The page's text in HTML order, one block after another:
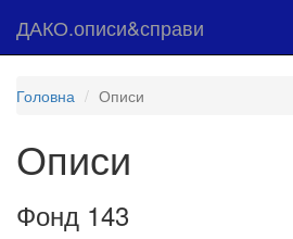
ДАКО.описи&справи
Головна Описи
Описи
Фонд 143